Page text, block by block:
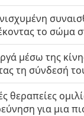
το σώμα
μέσω της
τη σύνδεσή
θεραπείες
για μια